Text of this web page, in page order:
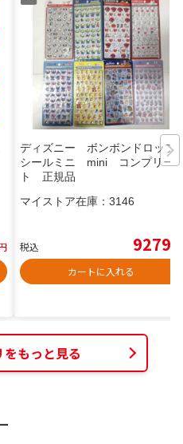
ディズニー ボンボンドロップ
シールミニ mini コンプリー
ト 正規品
マイストア在庫： 3146
税込 9279
カートに入れる
もっと見る